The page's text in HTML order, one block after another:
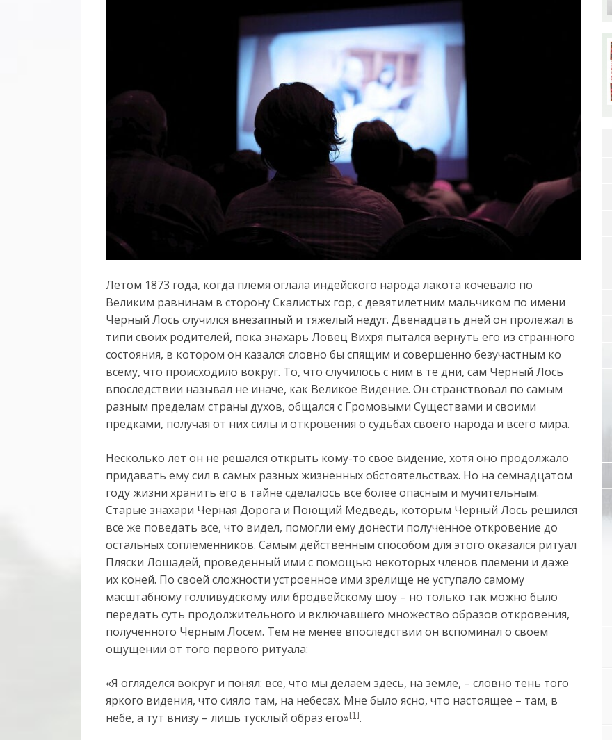
Летом 1873 года, когда племя оглала индейского народа лакота кочевало по
Великим равнинам в сторону Скалистых гор, с девятилетним мальчиком по имени
Черный Лось случился внезапный и тяжелый недуг. Двенадцать дней он пролежал в
типи своих родителей, пока знахарь Ловец Вихря пытался вернуть его из странного
состояния, в котором он казался словно бы спящим и совершенно безучастным ко
всему, что происходило вокруг. То, что случилось с ним в те дни, сам Черный Лось
впоследствии называл не иначе, как Великое Видение. Он странствовал по самым
разным пределам страны духов, общался с Громовыми Существами и своими
предками, получая от них силы и откровения о судьбах своего народа и всего мира.
Несколько лет он не решался открыть кому-то свое видение, хотя оно продолжало
придавать ему сил в самых разных жизненных обстоятельствах. Но на семнадцатом
году жизни хранить его в тайне сделалось все более опасным и мучительным.
Старые знахари Черная Дорога и Поющий Медведь, которым Черный Лось решился
все же поведать все, что видел, помогли ему донести полученное откровение до
остальных соплеменников. Самым действенным способом для этого оказался ритуал
Пляски Лошадей, проведенный ими с помощью некоторых членов племени и даже
их коней. По своей сложности устроенное ими зрелище не уступало самому
масштабному голливудскому или бродвейскому шоу – но только так можно было
передать суть продолжительного и включавшего множество образов откровения,
полученного Черным Лосем. Тем не менее впоследствии он вспоминал о своем
ощущении от того первого ритуала:
«Я огляделся вокруг и понял: все, что мы делаем здесь, на земле, – словно тень того
яркого видения, что сияло там, на небесах. Мне было ясно, что настоящее – там, в
небе, а тут внизу – лишь тусклый образ его»[1].